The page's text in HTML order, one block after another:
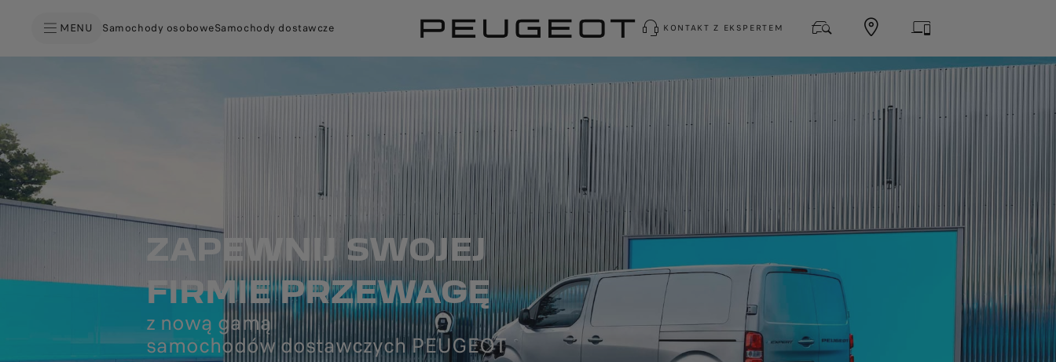
MENU Samochody osoboweSamochody dostawcze KONTAKT Z EKSPERTEM
ZAPEWNIJ SWOJEJ
FIRMIE PRZEWAGĘ
z nową gamą
samochodów dostawczych PEUGEOT